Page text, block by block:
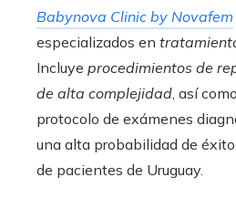
Babynova Clinic by Novafem
especializados en
Incluye procedimientos de
de alta complejidad, así
protocolo de exámenes
una alta probabilidad de
de pacientes de Uruguay.